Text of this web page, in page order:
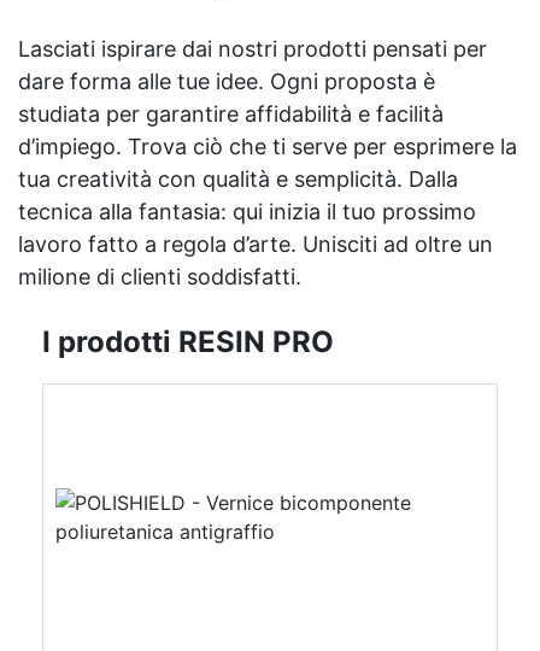
Lasciati ispirare dai nostri prodotti pensati per
dare forma alle tue idee. Ogni proposta è
studiata per garantire affidabilità e facilità
d’impiego. Trova ciò che ti serve per esprimere la
tua creatività con qualità e semplicità. Dalla
tecnica alla fantasia: qui inizia il tuo prossimo
lavoro fatto a regola d’arte. Unisciti ad oltre un
milione di clienti soddisfatti.
I prodotti RESIN PRO